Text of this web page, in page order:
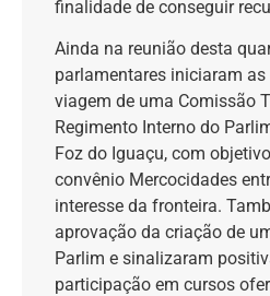
finalidade de conseguir
Ainda na reunião desta
parlamentares iniciaram
viagem de uma Comissão
Regimento Interno do
Foz do Iguaçu, com
convênio Mercocidades
interesse da fronteira.
aprovação da criação de
Parlim e sinalizaram
participação em cursos